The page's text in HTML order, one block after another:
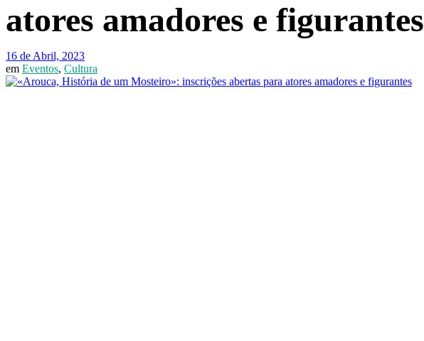
atores amadores e figurantes
16 de Abril, 2023
em Eventos, Cultura